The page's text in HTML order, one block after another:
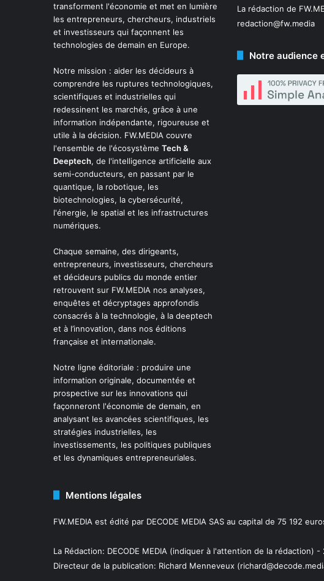
transforment l'économie et met en lumière
les entrepreneurs, chercheurs, industriels
et investisseurs qui façonnent les
technologies de demain en Europe.
Notre mission : aider les décideurs à
comprendre les ruptures technologiques,
scientifiques et industrielles qui
redessinent les marchés, grâce à une
information indépendante, rigoureuse et
utile à la décision. FW.MEDIA couvre
l'ensemble de l'écosystème Tech &
Deeptech, de l'intelligence artificielle aux
semi-conducteurs, en passant par le
quantique, la robotique, les
biotechnologies, la cybersécurité,
l'énergie, le spatial et les infrastructures
numériques.
Chaque semaine, des dirigeants,
entrepreneurs, investisseurs, chercheurs
et décideurs publics du monde entier
retrouvent sur FW.MEDIA nos analyses,
enquêtes et décryptages approfondis
consacrés à la technologie, à la deeptech
et à l’innovation, dans nos éditions
française et internationale.
Notre ligne éditoriale : produire une
information originale, documentée et
prospective sur les innovations qui
façonneront l'économie de demain, en
analysant les avancées scientifiques, les
stratégies industrielles, les
investissements, les politiques publiques
et les dynamiques entrepreneuriales.
La rédaction de
redaction@fw.media
Notre audience
Mentions légales
FW.MEDIA est édité par DECODE MEDIA SAS au capital de 75 192
La Rédaction: DECODE MEDIA (indiquer à l'attention de la rédaction)
Directeur de la publication: Richard Menneveux